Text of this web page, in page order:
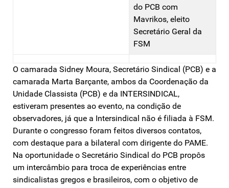
do PCB com
Mavrikos, eleito
Secretário Geral da
FSM
O camarada Sidney Moura, Secretário Sindical (PCB) e a
camarada Marta Barçante, ambos da Coordenação da
Unidade Classista (PCB) e da INTERSINDICAL,
estiveram presentes ao evento, na condição de
observadores, já que a Intersindical não é filiada à FSM.
Durante o congresso foram feitos diversos contatos,
com destaque para a bilateral com dirigente do PAME.
Na oportunidade o Secretário Sindical do PCB propôs
um intercâmbio para troca de experiências entre
sindicalistas gregos e brasileiros, com o objetivo de